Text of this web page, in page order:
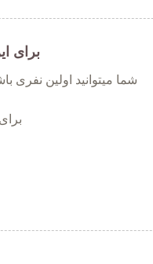
برای
شما میتوانید اولین نفری